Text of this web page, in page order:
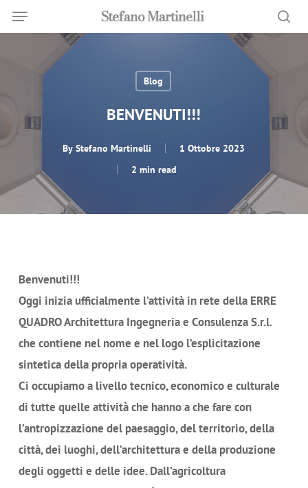
Skip
to
Menu
Blog
BENVENUTI!!!
By Stefano Martinelli
1 Ottobre 2023
2 min read
Benvenuti!!!
Oggi inizia ufficialmente l’attività in rete della ERRE
QUADRO Architettura Ingegneria e Consulenza S.r.l.
che contiene nel nome e nel logo l’esplicitazione
sintetica della propria operatività.
Ci occupiamo a livello tecnico, economico e culturale
di tutte quelle attività che hanno a che fare con
l’antropizzazione del paesaggio, del territorio, della
città, dei luoghi, dell’architettura e della produzione
degli oggetti e delle idee. Dall’agricoltura
Menu